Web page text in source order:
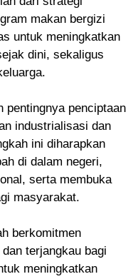
makan bergizi
untuk meningkatkan
dini, sekaligus
pentingnya penciptaan
industrialisasi dan
ini diharapkan
di dalam negeri,
serta membuka
masyarakat.
berkomitmen
terjangkau bagi
meningkatkan